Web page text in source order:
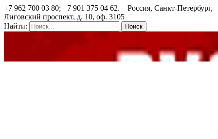
+7 962 700 03 80; +7 901 375 04 62. Россия, Санкт-Петербург,
Лиговский проспект, д. 10, оф. 3105
Найти: